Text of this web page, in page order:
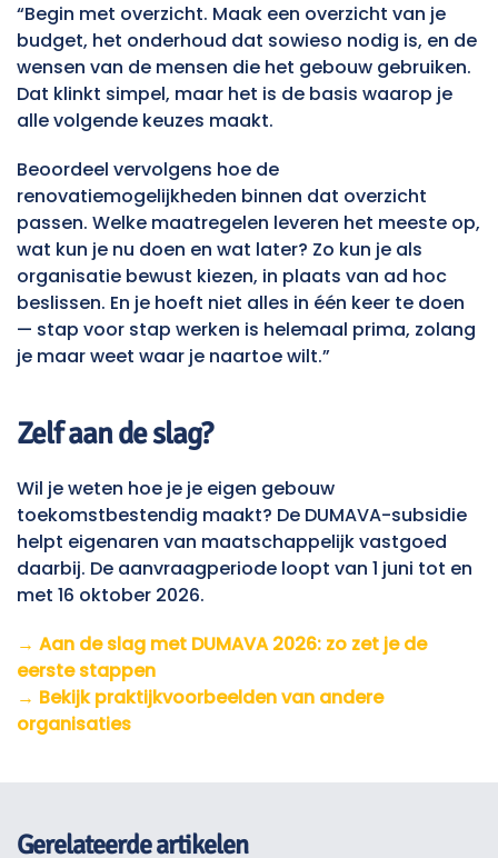
“Begin met overzicht. Maak een overzicht van je
budget, het onderhoud dat sowieso nodig is, en de
wensen van de mensen die het gebouw gebruiken.
Dat klinkt simpel, maar het is de basis waarop je
alle volgende keuzes maakt.
Beoordeel vervolgens hoe de
renovatiemogelijkheden binnen dat overzicht
passen. Welke maatregelen leveren het meeste op,
wat kun je nu doen en wat later? Zo kun je als
organisatie bewust kiezen, in plaats van ad hoc
beslissen. En je hoeft niet alles in één keer te doen
— stap voor stap werken is helemaal prima, zolang
je maar weet waar je naartoe wilt.”
Zelf aan de slag?
Wil je weten hoe je je eigen gebouw
toekomstbestendig maakt? De DUMAVA-subsidie
helpt eigenaren van maatschappelijk vastgoed
daarbij. De aanvraagperiode loopt van 1 juni tot en
met 16 oktober 2026.
→ Aan de slag met DUMAVA 2026: zo zet je de
eerste stappen
→ Bekijk praktijkvoorbeelden van andere
organisaties
Gerelateerde artikelen